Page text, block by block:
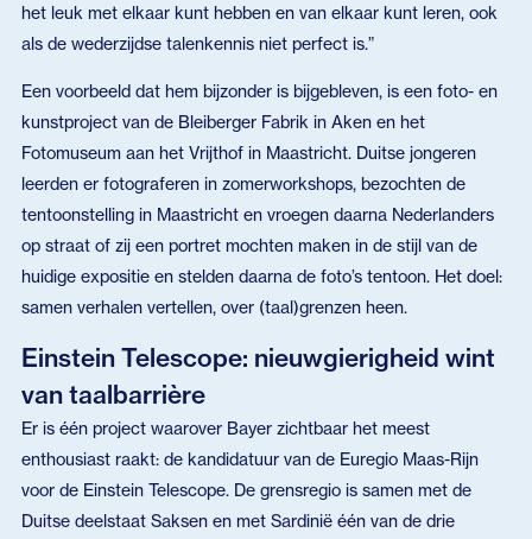
het leuk met elkaar kunt hebben en van elkaar kunt leren, ook
als de wederzijdse talenkennis niet perfect is.”
Een voorbeeld dat hem bijzonder is bijgebleven, is een foto- en
kunstproject van de Bleiberger Fabrik in Aken en het
Fotomuseum aan het Vrijthof in Maastricht. Duitse jongeren
leerden er fotograferen in zomerworkshops, bezochten de
tentoonstelling in Maastricht en vroegen daarna Nederlanders
op straat of zij een portret mochten maken in de stijl van de
huidige expositie en stelden daarna de foto’s tentoon. Het doel:
samen verhalen vertellen, over (taal)grenzen heen.
Einstein Telescope: nieuwgierigheid wint
van taalbarrière
Er is één project waarover Bayer zichtbaar het meest
enthousiast raakt: de kandidatuur van de Euregio Maas-Rijn
voor de Einstein Telescope. De grensregio is samen met de
Duitse deelstaat Saksen en met Sardinië één van de drie